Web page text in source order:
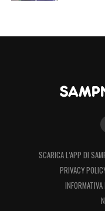
SCARICA L’APP DI
PRIVACY